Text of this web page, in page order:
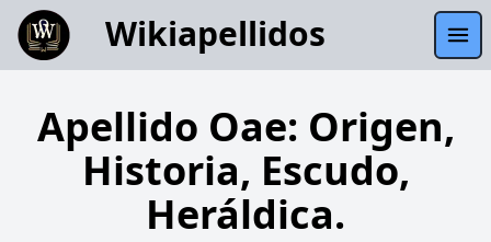
Wikiapellidos
Apellido Oae: Origen,
Historia, Escudo,
Heráldica.